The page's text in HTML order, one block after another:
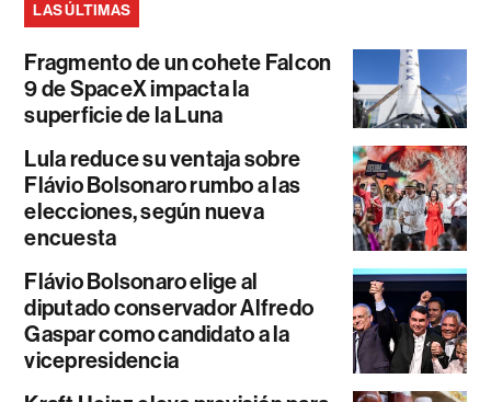
LAS ÚLTIMAS
Fragmento de un cohete Falcon
9 de SpaceX impacta la
superficie de la Luna
Lula reduce su ventaja sobre
Flávio Bolsonaro rumbo a las
elecciones, según nueva
encuesta
Flávio Bolsonaro elige al
diputado conservador Alfredo
Gaspar como candidato a la
vicepresidencia